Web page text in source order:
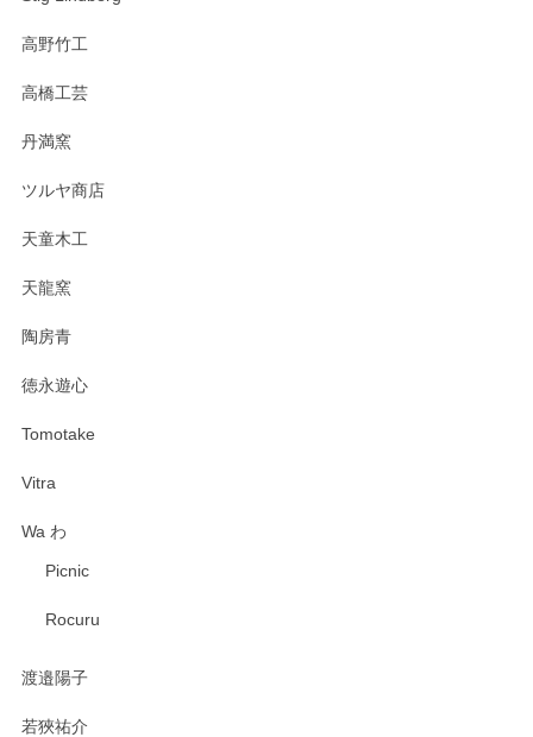
高野竹工
高橋工芸
丹満窯
ツルヤ商店
天童木工
天龍窯
陶房青
徳永遊心
Tomotake
Vitra
Wa わ
Picnic
Rocuru
渡邉陽子
若狹祐介